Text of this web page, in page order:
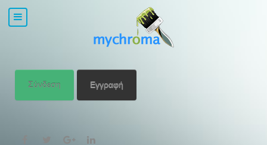
Σύνδεση Εγγραφή